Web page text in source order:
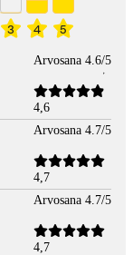
3 4 5
Arvosana 4.6/5
4,6
Arvosana 4.7/5
4,7
Arvosana 4.7/5
4,7